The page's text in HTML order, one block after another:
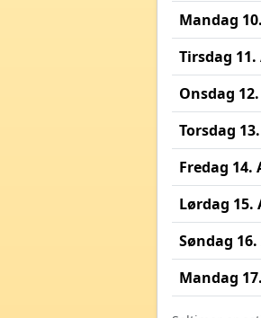
Mandag
Tirsdag 11.
Onsdag
Torsdag
Fredag 14.
Lørdag 15.
Søndag
Mandag